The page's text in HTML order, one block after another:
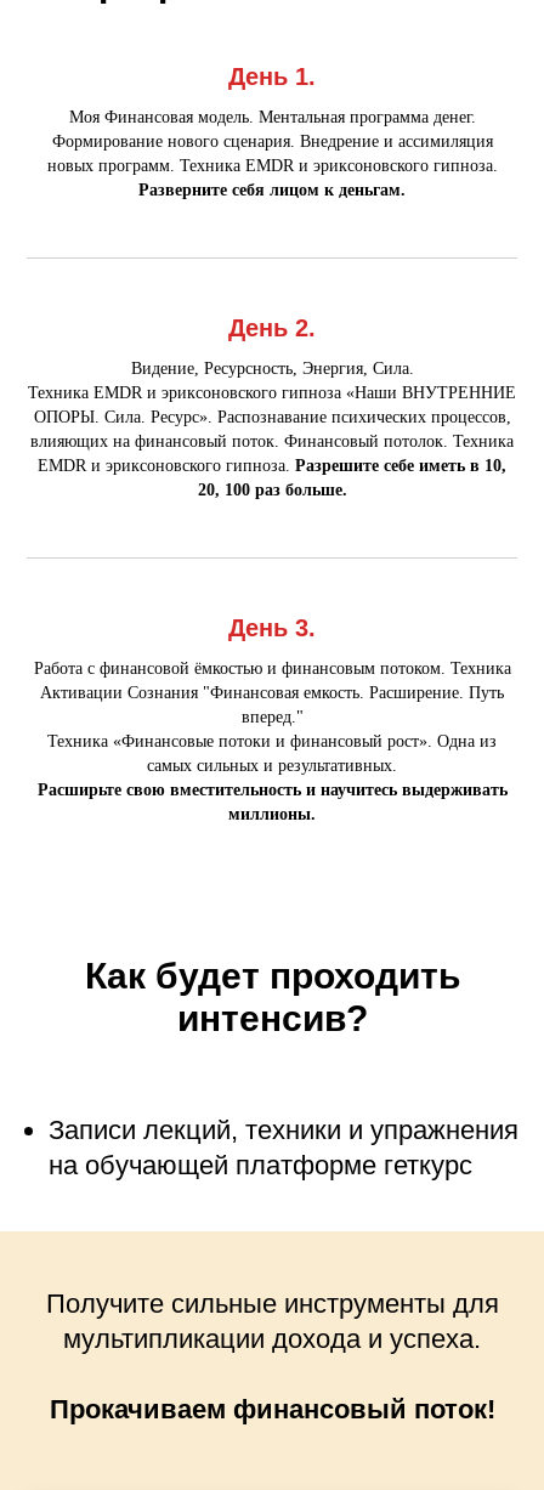
День 1.
Моя Финансовая модель. Ментальная программа денег.
Формирование нового сценария. Внедрение и ассимиляция
новых программ. Техника EMDR и эриксоновского гипноза.
Разверните себя лицом к деньгам.
День 2.
Видение, Ресурсность, Энергия, Сила.
Техника EMDR и эриксоновского гипноза «Наши ВНУТРЕННИЕ
ОПОРЫ. Сила. Ресурс». Распознавание психических процессов,
влияющих на финансовый поток. Финансовый потолок. Техника
EMDR и эриксоновского гипноза. Разрешите себе иметь в 10,
20, 100 раз больше.
День 3.
Работа с финансовой ёмкостью и финансовым потоком. Техника
Активации Сознания "Финансовая емкость. Расширение. Путь
вперед."
Техника «Финансовые потоки и финансовый рост». Одна из
самых сильных и результативных.
Расширьте свою вместительность и научитесь выдерживать
миллионы.
Как будет проходить
интенсив?
Записи лекций, техники и упражнения
на обучающей платформе геткурс
Получите сильные инструменты для
мультипликации дохода и успеха.
Прокачиваем финансовый поток!